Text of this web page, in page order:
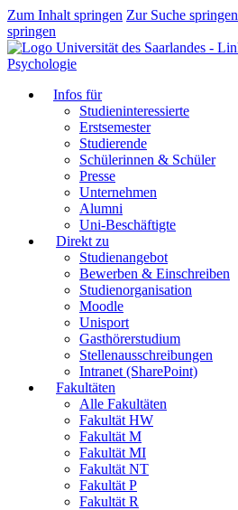
Zum Inhalt springen Zur Suche springen
springen
Psychologie
Infos für
Studieninteressierte
Erstsemester
Studierende
Schülerinnen & Schüler
Presse
Unternehmen
Alumni
Uni-Beschäftigte
Direkt zu
Studienangebot
Bewerben & Einschreiben
Studienorganisation
Moodle
Unisport
Gasthörerstudium
Stellenausschreibungen
Intranet (SharePoint)
Fakultäten
Alle Fakultäten
Fakultät HW
Fakultät M
Fakultät MI
Fakultät NT
Fakultät P
Fakultät R